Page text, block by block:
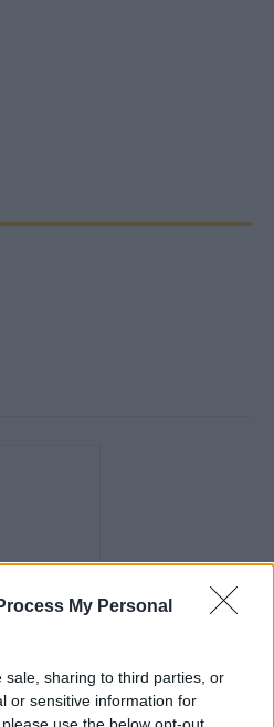
My Personal
sale, sharing to third parties, or
or sensitive information for
UP
Wir sind das Team hinter den
die ihr auf FLASH UP seht. Ob